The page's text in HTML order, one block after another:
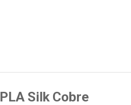
PLA Silk Cobre